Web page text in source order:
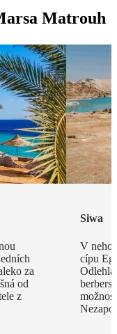
Matrouh
za
od
z
Siwa
V
cípu
Odlehlá